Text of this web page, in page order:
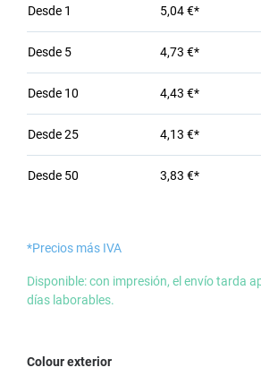
Desde 1 5,04 €*
Desde 5 4,73 €*
Desde 10 4,43 €*
Desde25 4,13 €*
Desde 50 3,83 €*
*Precios más IVA
Disponible: con impresión, el envío tarda
días laborables.
Seleccione
Colour exterior